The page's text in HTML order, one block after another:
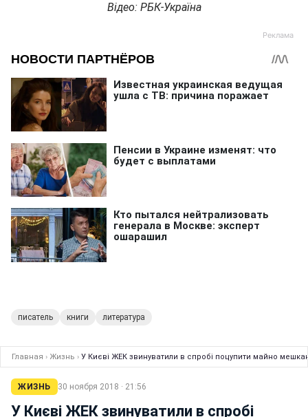
Відео: РБК-Україна
писатель книги литература
Главная › Жизнь › У Києві ЖЕК звинуватили в спробі поцупити майно
ЖИЗНЬ 30 ноября 2018 · 21:56
У Києві ЖЕК звинуватили в спробі